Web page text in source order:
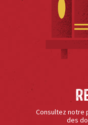
Consultez notre
des